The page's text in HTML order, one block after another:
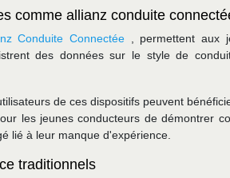
comme allianz conduite
Conduite Connectée
, permettent aux
des données sur le style de
de ces dispositifs peuvent
les jeunes conducteurs de démontrer
lié à leur manque d'expérience.
traditionnels